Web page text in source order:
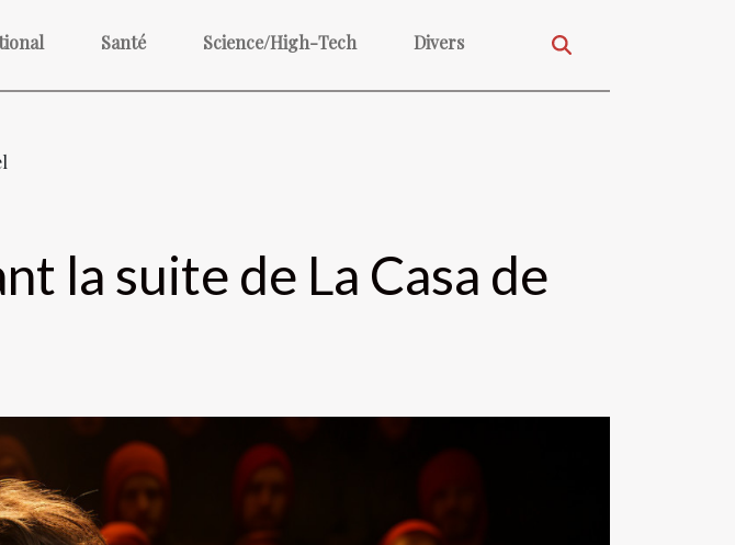
Santé Science/High-Tech Divers
la suite de La Casa de